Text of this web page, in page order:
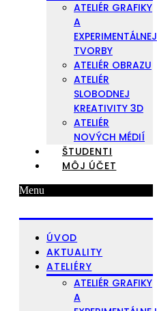
ATELIÉR GRAFIKY
A
EXPERIMENTÁLNEJ
TVORBY
ATELIÉR OBRAZU
ATELIÉR
SLOBODNEJ
KREATIVITY 3D
ATELIÉR
NOVÝCH MÉDIÍ
ŠTUDENTI
MÔJ ÚČET
Menu
ÚVOD
AKTUALITY
ATELIÉRY
ATELIÉR GRAFIKY
A